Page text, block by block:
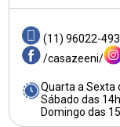
(11) 96022-
/casazeeni/
Quarta a Sexta
Sábado das
Domingo das